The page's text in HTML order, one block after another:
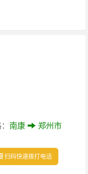
南康
郑州市
扫码快速拨打电话